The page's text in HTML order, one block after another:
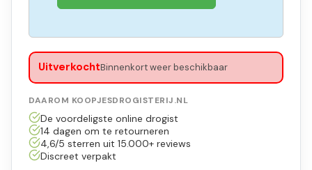
UitverkochtBinnenkort weer beschikbaar
DAAROM KOOPJESDROGISTERIJ.NL
De voordeligste online drogist
14 dagen om te retourneren
4,6/5 sterren uit 15.000+ reviews
Discreet verpakt